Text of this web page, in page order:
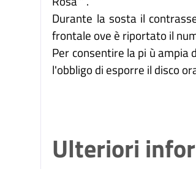
Durante la sosta il
frontale ove è riportato il
Per consentire la pi ù ampia
l'obbligo di esporre il disco
Ulteriori